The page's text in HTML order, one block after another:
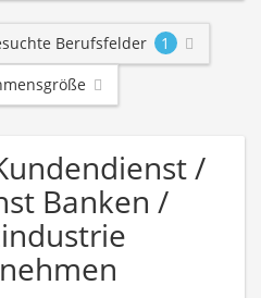
Berufsfelder
1
/
Banken /